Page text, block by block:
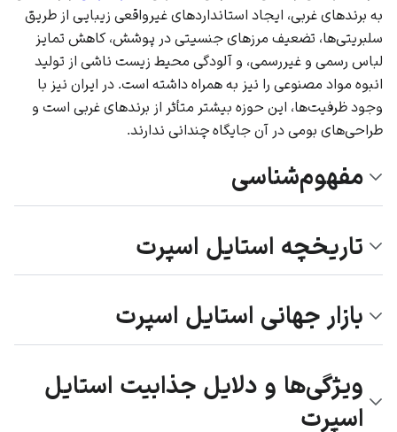
به برندهای غربی، ایجاد استانداردهای غیرواقعی زیبایی از طریق
سلبریتی‌ها، تضعیف مرزهای جنسیتی در پوشش، کاهش تمایز
لباس رسمی و غیررسمی، و آلودگی محیط زیست ناشی از تولید
انبوه مواد مصنوعی را نیز به همراه داشته است. در ایران نیز با
وجود ظرفیت‌ها، این حوزه بیشتر متأثر از برندهای غربی است و
طراحی‌های بومی در آن جایگاه چندانی ندارند.
مفهوم‌شناسی
تاریخچه استایل اسپرت
بازار جهانی استایل اسپرت
ویژگی‌ها و دلایل جذابیت استایل
اسپرت